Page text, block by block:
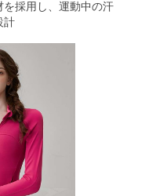
採用し、運動中の汗
計